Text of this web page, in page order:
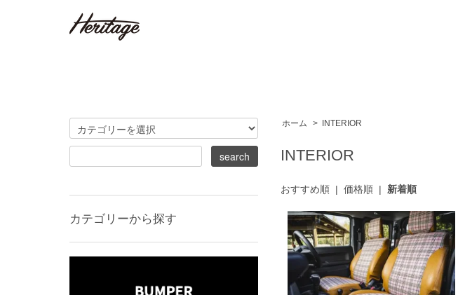
ホーム > INTERIOR
INTERIOR
おすすめ順| 価格順| 新着順
カテゴリーから探す